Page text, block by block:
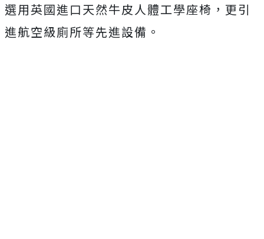
選用英國進口天然牛皮人體工學座椅，更引
進航空級廁所等先進設備。